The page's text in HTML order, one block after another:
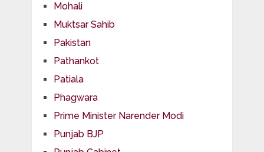
Mohali
Muktsar Sahib
Pakistan
Pathankot
Patiala
Phagwara
Prime Minister Narender Modi
Punjab BJP